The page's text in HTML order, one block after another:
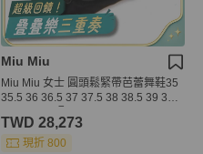
Miu Miu
Miu Miu 女士 圓頭鬆緊帶芭蕾舞鞋35
35.5 36 36.5 37 37.5 38 38.5 39 39.5
TWD 28,273
現折 800